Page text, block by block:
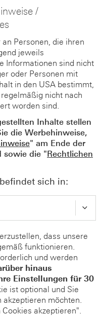
/
Personen, die ihren
jeweils
Informationen sind nicht
oder Personen mit
in den USA bestimmt,
nicht nach
worden sind.
Inhalte stellen
die Werbehinweise,
" am Ende der
sowie die "Rechtlichen
sich in:
dass unsere
funktionieren.
und werden
hinaus
Einstellungen für 30
ist optional und Sie
akzeptieren möchten.
akzeptieren".